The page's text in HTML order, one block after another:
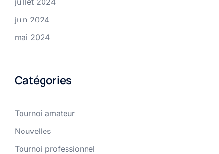
juillet 2024
juin 2024
mai 2024
Catégories
Tournoi amateur
Nouvelles
Tournoi professionnel